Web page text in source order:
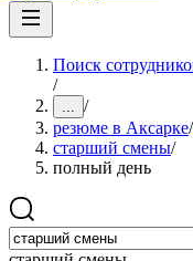
Поиск
/
... /
резюме в Аксарке/
старший смены/
полный день